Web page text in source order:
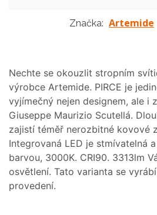
Značka: Artemide
Nechte se okouzlit stropním
výrobce Artemide. PIRCE je
vyjímečný nejen designem, ale i
Giuseppe Maurizio Scutellá.
zajistí téměř nerozbitné kovové
Integrovaná LED je stmívatelná
barvou, 3000K. CRI90. 3313lm
osvětlení. Tato varianta se
provedení.